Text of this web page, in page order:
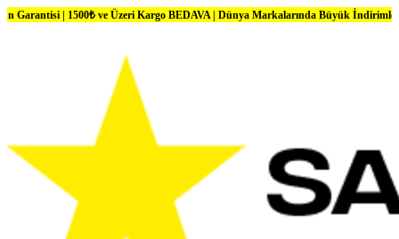
ve Üzeri Kargo BEDAVA | Dünya Markalarında Büyük İndirimler